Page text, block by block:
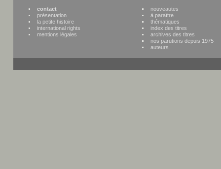
contact
présentation
la petite histoire
international rights
mentions légales
nouveautes
à paraître
thématiques
index des titres
archives des titres
nos parutions depuis 1975
auteurs